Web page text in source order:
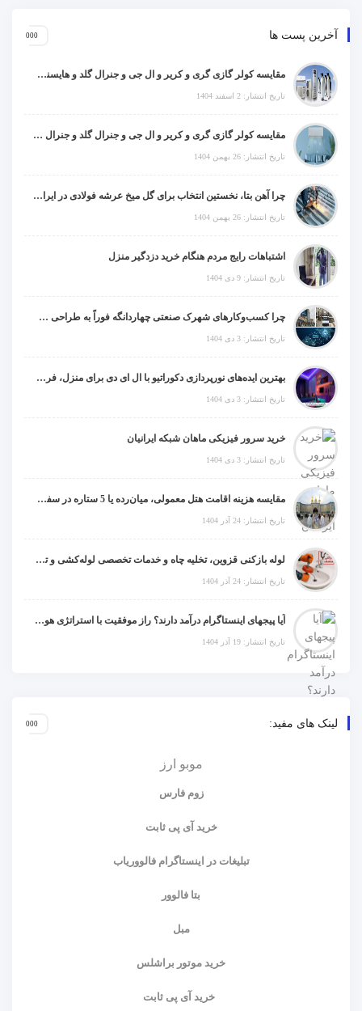
آخرین پست ها
مقایسه کولر گازی گری و کریر و ال جی و جنرال گلد و هایسنس و مدیا و اجنرال
تاریخ انتشار: 2 اسفند 1404
مقایسه کولر گازی گری و کریر و ال جی و جنرال گلد و جنرال شکار و سامسونگ و یونیوا
تاریخ انتشار: 26 بهمن 1404
چرا آهن بتا، نخستین انتخاب برای گل میخ عرشه فولادی در ایران است؟
تاریخ انتشار: 26 بهمن 1404
اشتباهات رایج مردم هنگام خرید دزدگیر منزل
تاریخ انتشار: 9 دی 1404
چرا کسب‌وکارهای شهرک صنعتی چهاردانگه فوراً به طراحی سایت نیاز دارند؟
تاریخ انتشار: 3 دی 1404
بهترین ایده‌های نورپردازی دکوراتیو با ال ای دی برای منزل، فروشگاه و دفتر کار
تاریخ انتشار: 3 دی 1404
خرید سرور فیزیکی ماهان شبکه ایرانیان
تاریخ انتشار: 3 دی 1404
مقایسه هزینه اقامت هتل معمولی، میان‌رده یا 5 ستاره در سفر زیارتی عراق
تاریخ انتشار: 24 آذر 1404
لوله بازکنی قزوین، تخلیه چاه و خدمات تخصصی لوله‌کشی و تشخیص ترکیدگی
تاریخ انتشار: 24 آذر 1404
آیا پیجهای اینستاگرام درآمد دارند؟ راز موفقیت با استراتژی هوشمندانه
تاریخ انتشار: 19 آذر 1404
لینک های مفید:
موبو ارز
زوم فارس
خرید آی پی ثابت
تبلیغات در اینستاگرام فالووریاب
بتا فالوور
مبل
خرید موتور براشلس
خرید آی پی ثابت